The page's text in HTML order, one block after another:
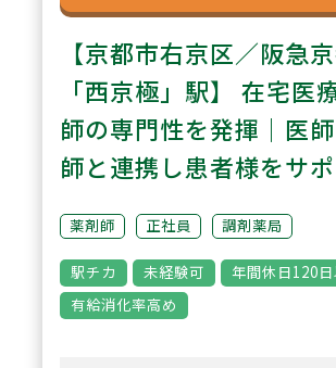
【京都市右京区／阪急
「西京極」駅】 在宅医
師の専門性を発揮｜医
師と連携し患者様をサ
薬剤師 正社員 調剤薬局
駅チカ 未経験可
年間休日120
有給消化率高め